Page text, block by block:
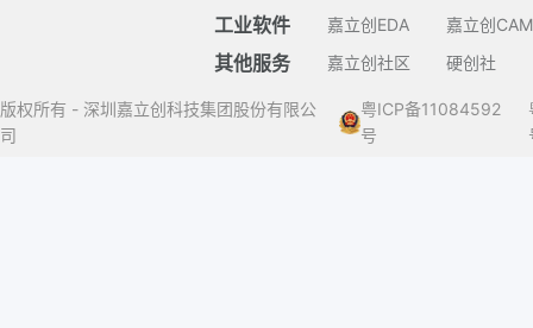
工业软件 嘉立创EDA 嘉立创CAM
其他服务 嘉立创社区 硬创社
版权所有 - 深圳嘉立创科技集团股份有限公
司
粤ICP备11084592
号